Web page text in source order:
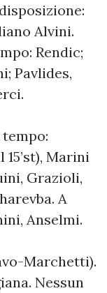
Alvini.
Rendic;
Pavlides,
Marini
Grazioli,
A
Anselmi.
Marchetti).
Nessun